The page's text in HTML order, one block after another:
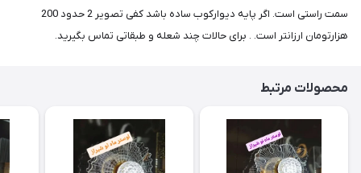
سمت راستی است. اگر پایه دیوارکوب ساده باشد کفی تصویر 2 حدود 200
هزارتومان ارزانتر است. . برای حالات چند شعله و طبقاتی تماس بگیرید.
محصولات مرتبط